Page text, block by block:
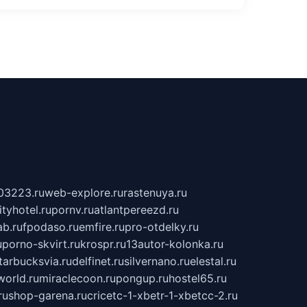
web-explore.rurastenuya.ru
pornv.ruatlantpereezd.ru
fpodaso.ruemfire.rupro-otdelky.ru
porno-skvirt.rukrospr.ru13autor-kolonka.ru
delfinet.rusilvernano.ruelestal.ru
miraclecoon.rupongup.ruhostel65.ru
shop-garena.rucricetc-1-xbetr-1-xbetcc-2.ru